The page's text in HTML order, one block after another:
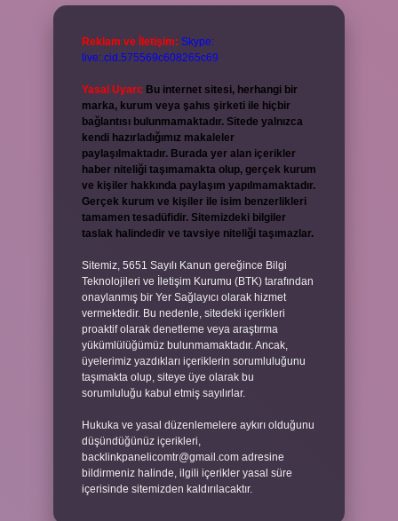
Reklam ve İletişim: Skype:
live:.cid.575569c608265c69
Yasal Uyarı: Bu internet sitesi, herhangi bir
marka, kurum veya şahıs şirketi ile hiçbir
bağlantısı bulunmamaktadır. Sitede yalnızca
kendi hazırladığımız makaleler
paylaşılmaktadır. Burada yer alan içerikler
haber niteliği taşımamakta olup, gerçek kurum
ve kişiler hakkında paylaşım yapılmamaktadır.
Gerçek kurum ve kişiler ile isim benzerlikleri
tamamen tesadüfidir. Sitemizdeki bilgiler
taslak halindedir ve tavsiye niteliği taşımazlar.
Sitemiz, 5651 Sayılı Kanun gereğince Bilgi
Teknolojileri ve İletişim Kurumu (BTK) tarafından
onaylanmış bir Yer Sağlayıcı olarak hizmet
vermektedir. Bu nedenle, sitedeki içerikleri
proaktif olarak denetleme veya araştırma
yükümlülüğümüz bulunmamaktadır. Ancak,
üyelerimiz yazdıkları içeriklerin sorumluluğunu
taşımakta olup, siteye üye olarak bu
sorumluluğu kabul etmiş sayılırlar.
Hukuka ve yasal düzenlemelere aykırı olduğunu
düşündüğünüz içerikleri,
backlinkpanelicomtr@gmail.com adresine
bildirmeniz halinde, ilgili içerikler yasal süre
içerisinde sitemizden kaldırılacaktır.